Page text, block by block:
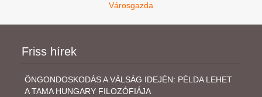
Városgazda
Friss hírek
ÖNGONDOSKODÁS A VÁLSÁG IDEJÉN: PÉLDA LEHET
A TAMA HUNGARY FILOZÓFIÁJA